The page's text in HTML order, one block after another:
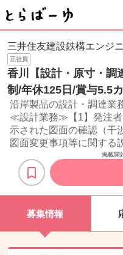
三井住友建設鉄構エンジ
正社員
香川【設計・原寸・調
制/年休125日/賞与5.5
沿岸製品の設計・調達業
≪設計業務≫【1】発注者
示された図面の確認（干
図面変更事項等に関する
掲載開
募集情報